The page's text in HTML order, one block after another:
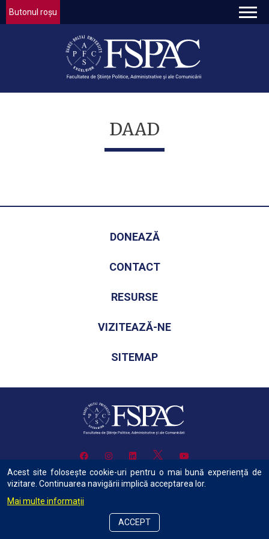
Butonul roșu
DAAD
DONEAZĂ
CONTACT
RESURSE
VIZITEAZĂ-NE
SITEMAP
Acest site folosește cookie-uri pentru o mai bună experiență de
vizitare. Continuarea navigării implică acceptarea lor.
Mai multe informații
ACCEPT
Copyright © 2022 Facultatea de Știinte Politice, Administrative și ale